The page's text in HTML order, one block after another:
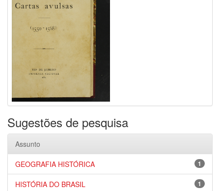
Sugestões de pesquisa
Assunto
1
GEOGRAFIA HISTÓRICA
1
HISTÓRIA DO BRASIL